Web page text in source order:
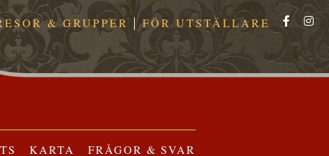
& GRUPPER FÖR UTSTÄLLARE
KARTA FRÅGOR & SVAR